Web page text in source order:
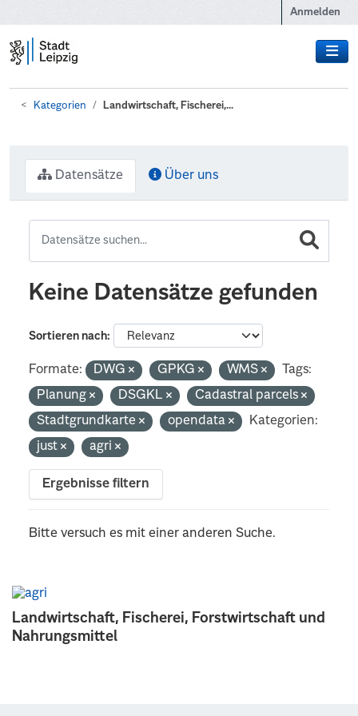
Anmelden
Kategorien Landwirtschaft, Fischerei,...
Landwirtschaft, Fischerei, Forstwirtschaft und
Nahrungsmittel
Datensätze Über uns
Keine Datensätze gefunden
Sortieren nach
Formate: DWG GPKG WMS
Tags:
Planung
DSGKL
Cadastral parcels
Stadtgrundkarte
opendata
Kategorien:
just
agri
Ergebnisse filtern
Bitte versuch es mit einer anderen Suche.